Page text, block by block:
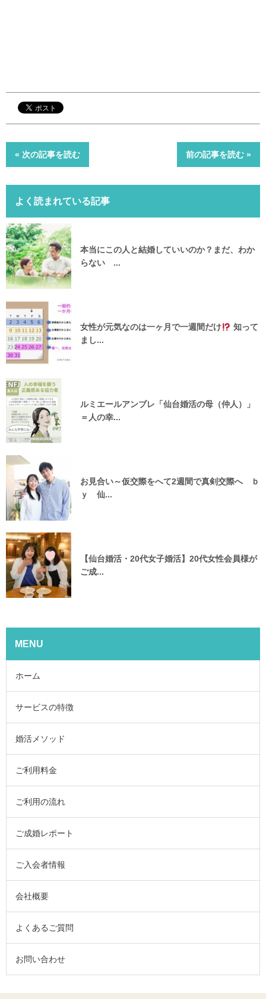
« 次の記事を読む 前の記事を読む »
よく読まれている記事
本当にこの人と結婚していいのか？まだ、わか
らない ...
女性が元気なのは一ヶ月で一週間だけ
知って
まし...
ルミエールアンブレ「仙台婚活の母（仲人）」
＝人の幸...
お見合い～仮交際をへて2週間で真剣交際へ ｂ
ｙ 仙...
【仙台婚活・20代女子婚活】20代女性会員様が
ご成...
MENU
ホーム
サービスの特徴
婚活メソッド
ご利用料金
ご利用の流れ
ご成婚レポート
ご入会者情報
会社概要
よくあるご質問
お問い合わせ